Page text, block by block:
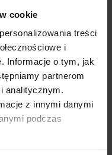
cookie
treści
i
Informacje o tym, jak
partnerom
analitycznym.
z innymi danymi
podczas
PERFORMANCE LONG
T-SHIRT